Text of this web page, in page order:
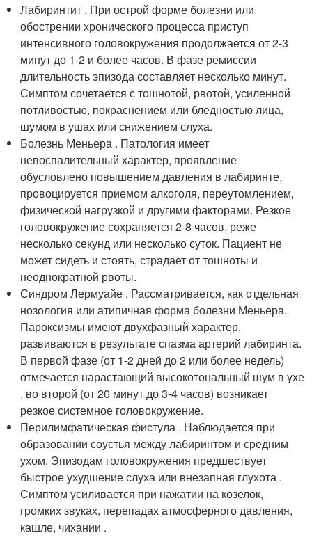
Лабиринтит . При острой форме болезни или
обострении хронического процесса приступ
интенсивного головокружения продолжается от 2-3
минут до 1-2 и более часов. В фазе ремиссии
длительность эпизода составляет несколько минут.
Симптом сочетается с тошнотой, рвотой, усиленной
потливостью, покраснением или бледностью лица,
шумом в ушах или снижением слуха.
Болезнь Меньера . Патология имеет
невоспалительный характер, проявление
обусловлено повышением давления в лабиринте,
провоцируется приемом алкоголя, переутомлением,
физической нагрузкой и другими факторами. Резкое
головокружение сохраняется 2-8 часов, реже
несколько секунд или несколько суток. Пациент не
может сидеть и стоять, страдает от тошноты и
неоднократной рвоты.
Синдром Лермуайе . Рассматривается, как отдельная
нозология или атипичная форма болезни Меньера.
Пароксизмы имеют двухфазный характер,
развиваются в результате спазма артерий лабиринта.
В первой фазе (от 1-2 дней до 2 или более недель)
отмечается нарастающий высокотональный шум в ухе
, во второй (от 20 минут до 3-4 часов) возникает
резкое системное головокружение.
Перилимфатическая фистула . Наблюдается при
образовании соустья между лабиринтом и средним
ухом. Эпизодам головокружения предшествует
быстрое ухудшение слуха или внезапная глухота .
Симптом усиливается при нажатии на козелок,
громких звуках, перепадах атмосферного давления,
кашле, чихании .